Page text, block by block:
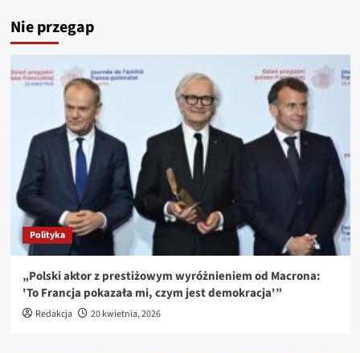
Nie przegap
Polityka
„Polski aktor z prestiżowym wyróżnieniem od Macrona:
'To Francja pokazała mi, czym jest demokracja'”
Redakcja 20 kwietnia, 2026